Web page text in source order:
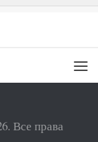
Все права